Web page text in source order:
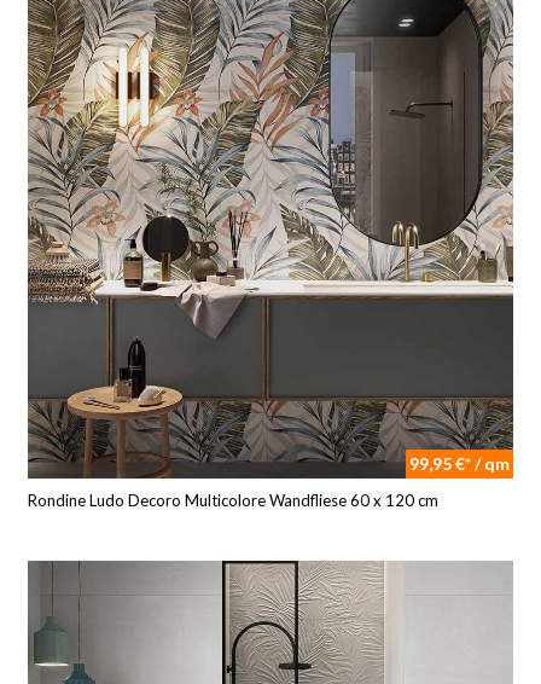
99,95 €* / qm
Rondine Ludo Decoro Multicolore Wandfliese 60 x 120 cm